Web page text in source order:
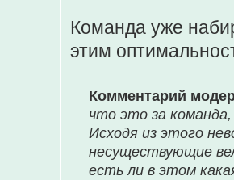
Команда уже
этим
Комментарий
что это за
Исходя из этого
несуществующие
есть ли в этом